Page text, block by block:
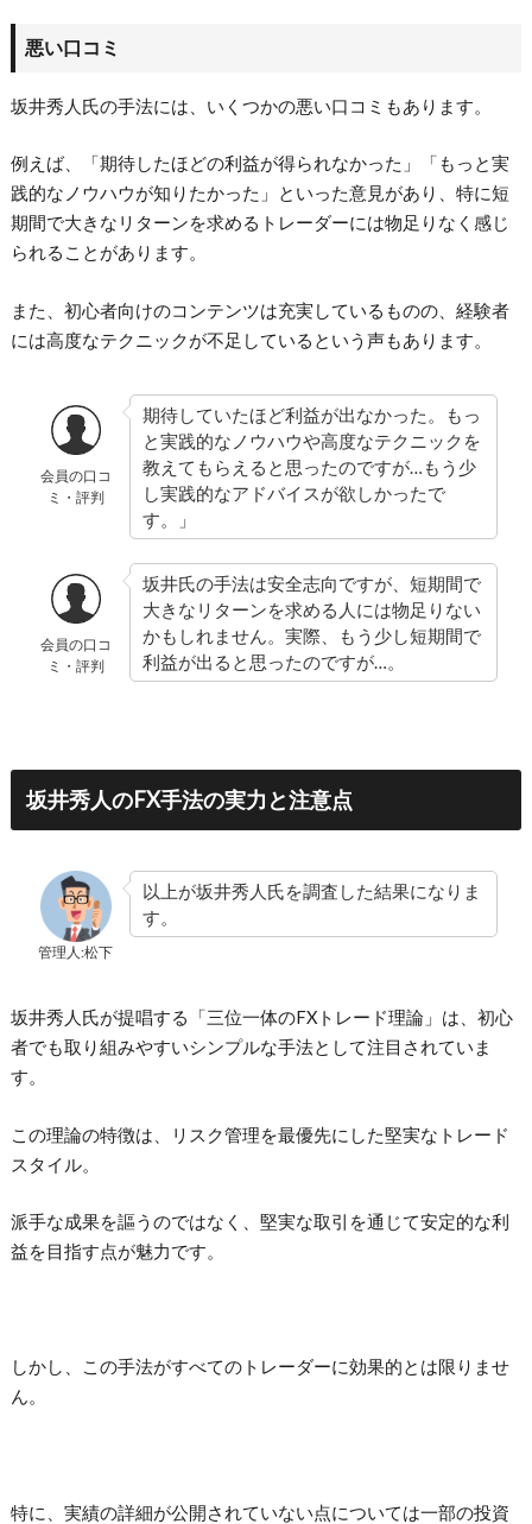
悪い口コミ
坂井秀人氏の手法には、いくつかの悪い口コミもあります。
例えば、「期待したほどの利益が得られなかった」「もっと実
践的なノウハウが知りたかった」といった意見があり、特に短
期間で大きなリターンを求めるトレーダーには物足りなく感じ
られることがあります。
また、初心者向けのコンテンツは充実しているものの、経験者
には高度なテクニックが不足しているという声もあります。
会員の口コ
ミ・評判
期待していたほど利益が出なかった。もっ
と実践的なノウハウや高度なテクニックを
教えてもらえると思ったのですが…もう少
し実践的なアドバイスが欲しかったで
す。」
会員の口コ
ミ・評判
坂井氏の手法は安全志向ですが、短期間で
大きなリターンを求める人には物足りない
かもしれません。実際、もう少し短期間で
利益が出ると思ったのですが…。
坂井秀人のFX手法の実力と注意点
管理人:松下
以上が坂井秀人氏を調査した結果になりま
す。
坂井秀人氏が提唱する「三位一体のFXトレード理論」は、初心
者でも取り組みやすいシンプルな手法として注目されていま
す。
この理論の特徴は、リスク管理を最優先にした堅実なトレード
スタイル。
派手な成果を謳うのではなく、堅実な取引を通じて安定的な利
益を目指す点が魅力です。
しかし、この手法がすべてのトレーダーに効果的とは限りませ
ん。
特に、実績の詳細が公開されていない点については一部の投資